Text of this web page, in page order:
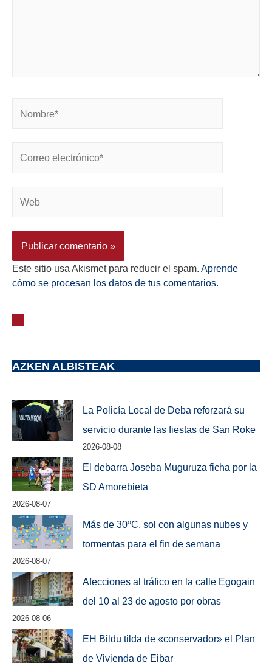
Este sitio usa Akismet para reducir el spam. Aprende
cómo se procesan los datos de tus comentarios.
AZKEN ALBISTEAK
La Policía Local de Deba reforzará su
servicio durante las fiestas de San Roke
2026-08-08
El debarra Joseba Muguruza ficha por la
SD Amorebieta
2026-08-07
Más de 30ºC, sol con algunas nubes y
tormentas para el fin de semana
2026-08-07
Afecciones al tráfico en la calle Egogain
del 10 al 23 de agosto por obras
2026-08-06
EH Bildu tilda de «conservador» el Plan
de Vivienda de Eibar